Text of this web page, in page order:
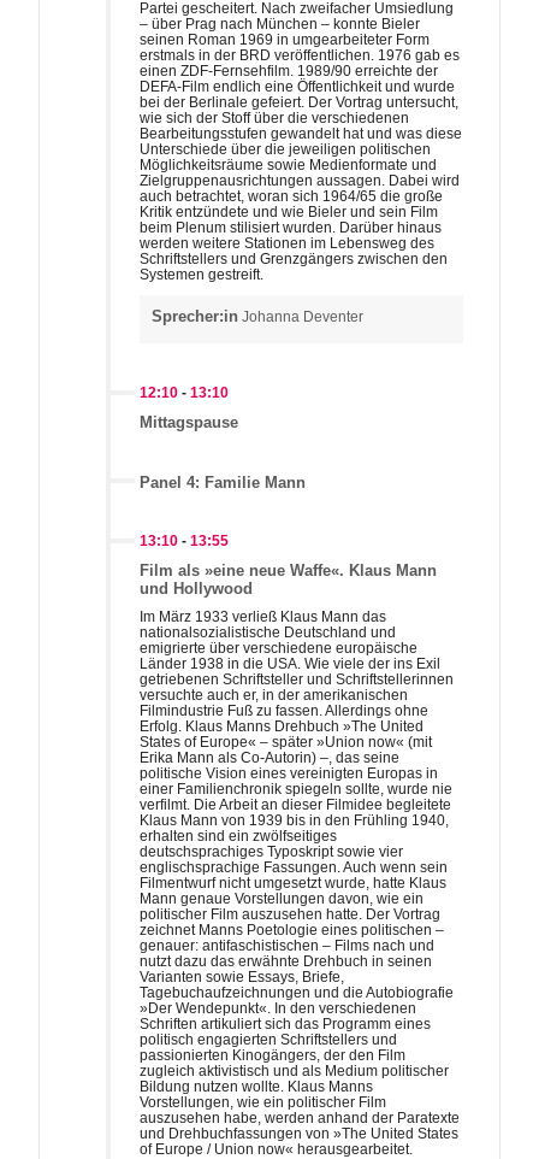
Partei gescheitert. Nach zweifacher Umsiedlung
– über Prag nach München – konnte Bieler
seinen Roman 1969 in umgearbeiteter Form
erstmals in der BRD veröffentlichen. 1976 gab es
einen ZDF-Fernsehfilm. 1989/90 erreichte der
DEFA-Film endlich eine Öffentlichkeit und wurde
bei der Berlinale gefeiert. Der Vortrag untersucht,
wie sich der Stoff über die verschiedenen
Bearbeitungsstufen gewandelt hat und was diese
Unterschiede über die jeweiligen politischen
Möglichkeitsräume sowie Medienformate und
Zielgruppenausrichtungen aussagen. Dabei wird
auch betrachtet, woran sich 1964/65 die große
Kritik entzündete und wie Bieler und sein Film
beim Plenum stilisiert wurden. Darüber hinaus
werden weitere Stationen im Lebensweg des
Schriftstellers und Grenzgängers zwischen den
Systemen gestreift.
Sprecher:in Johanna Deventer
12:10 -13:10
Mittagspause
Panel 4: Familie Mann
13:10 -13:55
Film als »eine neue Waffe«. Klaus Mann
und Hollywood
Im März 1933 verließ Klaus Mann das
nationalsozialistische Deutschland und
emigrierte über verschiedene europäische
Länder 1938 in die USA. Wie viele der ins Exil
getriebenen Schriftsteller und Schriftstellerinnen
versuchte auch er, in der amerikanischen
Filmindustrie Fuß zu fassen. Allerdings ohne
Erfolg. Klaus Manns Drehbuch »The United
States of Europe« – später »Union now« (mit
Erika Mann als Co-Autorin) –, das seine
politische Vision eines vereinigten Europas in
einer Familienchronik spiegeln sollte, wurde nie
verfilmt. Die Arbeit an dieser Filmidee begleitete
Klaus Mann von 1939 bis in den Frühling 1940,
erhalten sind ein zwölfseitiges
deutschsprachiges Typoskript sowie vier
englischsprachige Fassungen. Auch wenn sein
Filmentwurf nicht umgesetzt wurde, hatte Klaus
Mann genaue Vorstellungen davon, wie ein
politischer Film auszusehen hatte. Der Vortrag
zeichnet Manns Poetologie eines politischen –
genauer: antifaschistischen – Films nach und
nutzt dazu das erwähnte Drehbuch in seinen
Varianten sowie Essays, Briefe,
Tagebuchaufzeichnungen und die Autobiografie
»Der Wendepunkt«. In den verschiedenen
Schriften artikuliert sich das Programm eines
politisch engagierten Schriftstellers und
passionierten Kinogängers, der den Film
zugleich aktivistisch und als Medium politischer
Bildung nutzen wollte. Klaus Manns
Vorstellungen, wie ein politischer Film
auszusehen habe, werden anhand der Paratexte
und Drehbuchfassungen von »The United States
of Europe / Union now« herausgearbeitet.